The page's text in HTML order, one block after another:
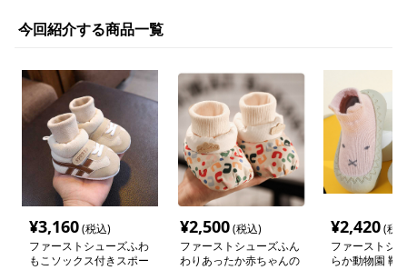
今回紹介する商品一覧
¥3,160(税込)
ファーストシューズふわ
もこソックス付きスポー
¥2,500(税込)
ファーストシューズふん
わりあったか赤ちゃんの
¥2,420(税
ファーストシ
らか動物園 靴